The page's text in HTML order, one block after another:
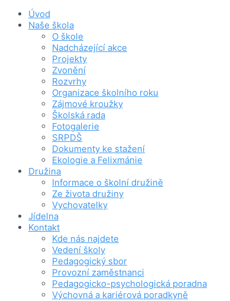
Úvod
Naše škola
O škole
Nadcházející akce
Projekty
Zvonění
Rozvrhy
Organizace školního roku
Zájmové kroužky
Školská rada
Fotogalerie
SRPDŠ
Dokumenty ke stažení
Ekologie a Felixmánie
Družina
Informace o školní družině
Ze života družiny
Vychovatelky
Jídelna
Kontakt
Kde nás najdete
Vedení školy
Pedagogický sbor
Provozní zaměstnanci
Pedagogicko-psychologická poradna
Výchovná a kariérová poradkyně